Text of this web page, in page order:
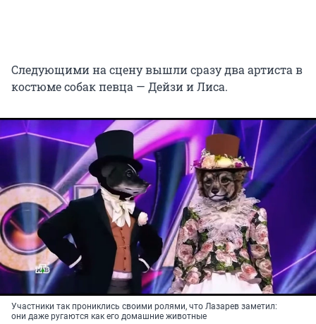
Следующими на сцену вышли сразу два артиста в
костюме собак певца — Дейзи и Лиса.
Участники так прониклись своими ролями, что Лазарев заметил:
они даже ругаются как его домашние животные